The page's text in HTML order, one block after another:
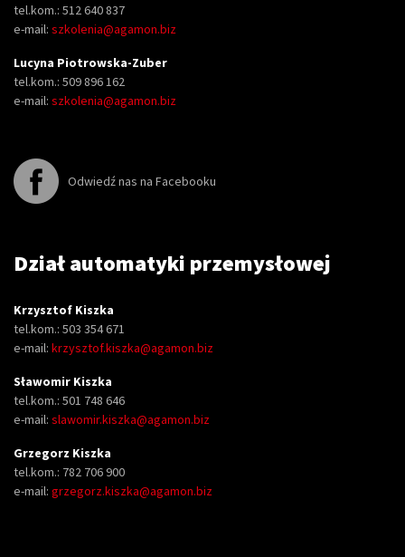
tel.kom.: 512 640 837
e-mail: szkolenia@agamon.biz
Lucyna Piotrowska-Zuber
tel.kom.: 509 896 162
e-mail: szkolenia@agamon.biz
Odwiedź nas na Facebooku
Dział automatyki przemysłowej
Krzysztof Kiszka
tel.kom.: 503 354 671
e-mail: krzysztof.kiszka@agamon.biz
Sławomir Kiszka
tel.kom.: 501 748 646
e-mail: slawomir.kiszka@agamon.biz
Grzegorz Kiszka
tel.kom.: 782 706 900
e-mail: grzegorz.kiszka@agamon.biz